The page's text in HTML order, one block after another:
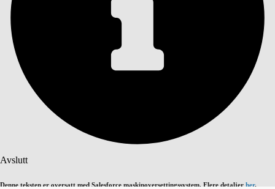
Avslutt
Denne teksten er oversatt med Salesforce maskinoversettingssystem. Flere detaljer her.
Vis innholdsfortegnelse